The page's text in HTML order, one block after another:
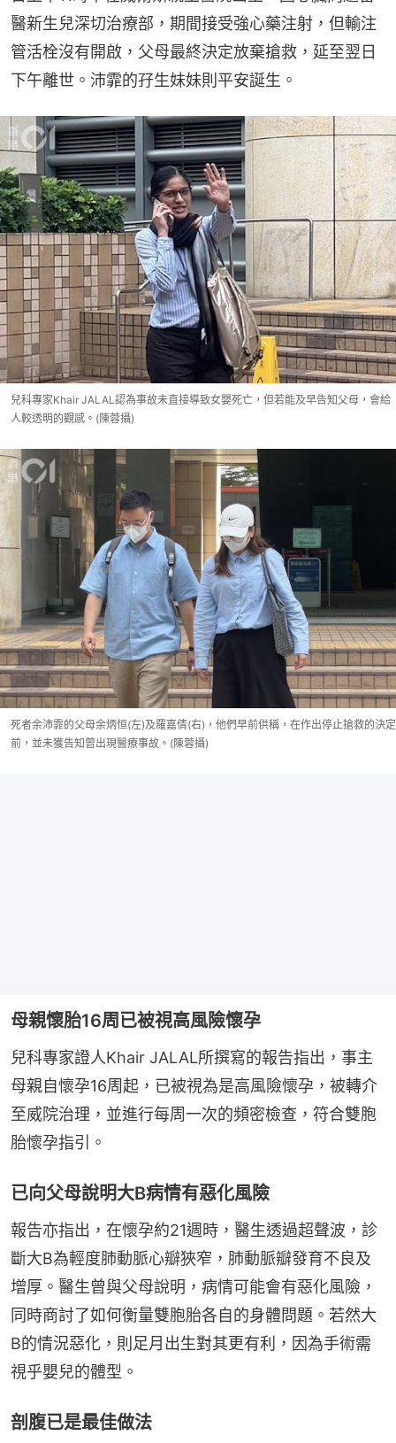
醫新生兒深切治療部，期間接受強心藥注射，但輸注
管活栓沒有開啟，父母最終決定放棄搶救，延至翌日
下午離世。沛霏的孖生妹妹則平安誕生。
兒科專家Khair JALAL認為事故未直接導致女嬰死亡，但若能及早告知父母，會給
人較透明的觀感。(陳蓉攝)
死者余沛霏的父母余炳恒(左)及羅嘉倩(右)，他們早前供稱，在作出停止搶救的決定
前，並未獲告知曾出現醫療事故。(陳蓉攝)
母親懷胎16周已被視高風險懷孕
兒科專家證人Khair JALAL所撰寫的報告指出，事主
母親自懷孕16周起，已被視為是高風險懷孕，被轉介
至威院治理，並進行每周一次的頻密檢查，符合雙胞
胎懷孕指引。
已向父母說明大B病情有惡化風險
報告亦指出，在懷孕約21週時，醫生透過超聲波，診
斷大B為輕度肺動脈心瓣狹窄，肺動脈瓣發育不良及
增厚。醫生曾與父母說明，病情可能會有惡化風險，
同時商討了如何衡量雙胞胎各自的身體問題。若然大
B的情況惡化，則足月出生對其更有利，因為手術需
視乎嬰兒的體型。
剖腹已是最佳做法